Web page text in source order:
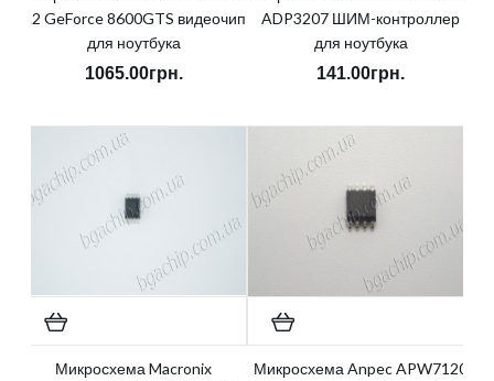
A2 GeForce 8600GTS видеочип
для ноутбука
1065.00грн.
ADP3207 ШИМ-контроллер
для ноутбука
141.00грн.
Микросхема Macronix
Микросхема Anpec APW7120